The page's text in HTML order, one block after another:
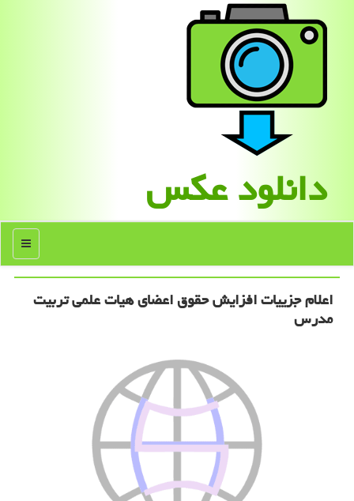
دانلود عكس
منو
اعلام جزییات افزایش حقوق اعضای هیات علمی تربیت
مدرس